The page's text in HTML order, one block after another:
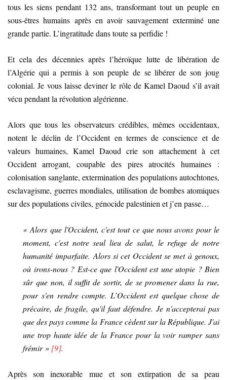
tous les siens pendant 132 ans, transformant tout un peuple en
sous-êtres humains après en avoir sauvagement exterminé une
grande partie. L’ingratitude dans toute sa perfidie !
Et cela des décennies après l’héroïque lutte de libération de
l’Algérie qui a permis à son peuple de se libérer de son joug
colonial. Je vous laisse deviner le rôle de Kamel Daoud s’il avait
vécu pendant la révolution algérienne.
Alors que tous les observateurs crédibles, mêmes occidentaux,
notent le déclin de l’Occident en termes de conscience et de
valeurs humaines, Kamel Daoud crie son attachement à cet
Occident arrogant, coupable des pires atrocités humaines :
colonisation sanglante, extermination des populations autochtones,
esclavagisme, guerres mondiales, utilisation de bombes atomiques
sur des populations civiles, génocide palestinien et j’en passe…
« Alors que l'Occident, c'est tout ce que nous avons pour le
moment, c'est notre seul lieu de salut, le refuge de notre
humanité imparfaite. Alors si cet Occident se met à genoux,
où irons-nous ? Est-ce que l'Occident est une utopie ? Bien
sûr que non, il suffit de sortir, de se promener dans la rue,
pour s'en rendre compte. L’Occident est quelque chose de
précaire, de fragile, qu'il faut défendre. Je n'accepterai pas
que des pays comme la France cèdent sur la République. J'ai
une trop haute idée de la France pour la voir ramper sans
frémir » [9].
Après son inexorable mue et son extirpation de sa peau